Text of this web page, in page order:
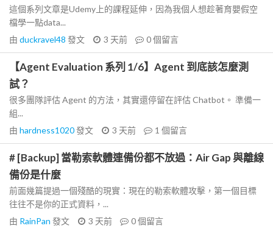
這個系列文章是Udemy上的課程延伸，因為我個人想趁著育嬰假空
檔學一點data...
由 duckravel48 發文 3 天前 0個留言
【Agent Evaluation 系列 1/6】Agent 到底該怎麼測
試？
很多團隊評估 Agent 的方法，其實還停留在評估 Chatbot。 準備一
組...
由 hardness1020發文 3 天前 1 個留言
# [Backup] 當勒索軟體連備份都不放過：Air Gap 與離線
備份是什麼
前面幾篇提過一個殘酷的現實：現在的勒索軟體攻擊，第一個目標
往往不是你的正式資料，...
由 RainPan 發文 3 天前 0個留言